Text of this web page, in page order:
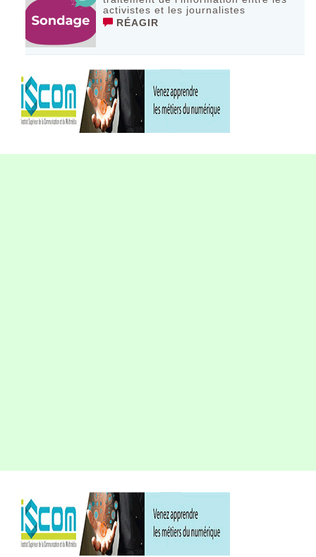
activistes et les journalistes
RÉAGIR